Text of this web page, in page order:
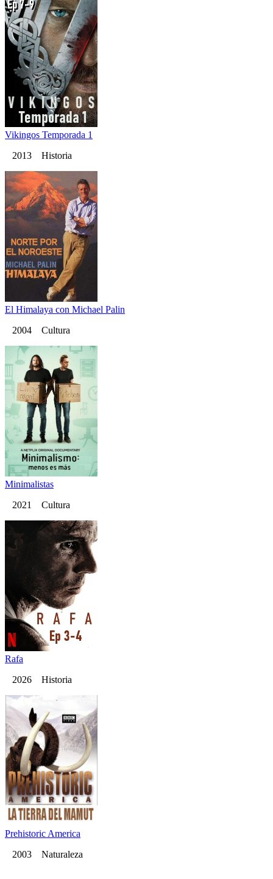
Vikingos Temporada 1
2013 Historia
El Himalaya con Michael Palin
2004 Cultura
Minimalistas
2021 Cultura
Rafa
2026 Historia
Prehistoric America
2003 Naturaleza